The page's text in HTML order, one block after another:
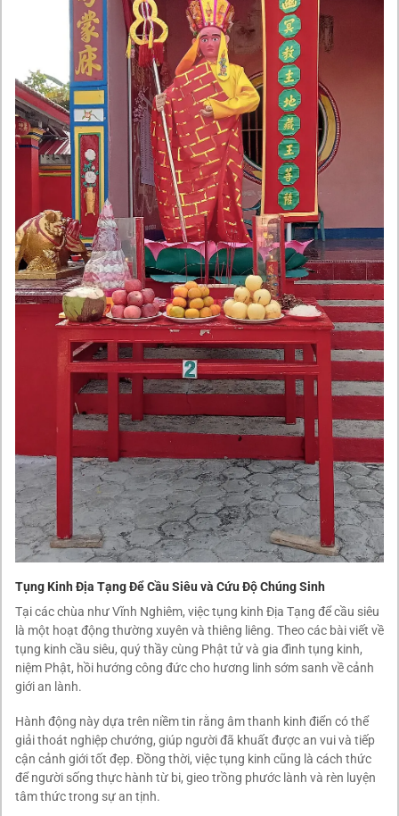
Tụng Kinh Địa Tạng Để Cầu Siêu và Cứu Độ Chúng Sinh
Tại các chùa như Vĩnh Nghiêm, việc tụng kinh Địa Tạng để cầu siêu
là một hoạt động thường xuyên và thiêng liêng. Theo các bài viết về
tụng kinh cầu siêu, quý thầy cùng Phật tử và gia đình tụng kinh,
niệm Phật, hồi hướng công đức cho hương linh sớm sanh về cảnh
giới an lành.
Hành động này dựa trên niềm tin rằng âm thanh kinh điển có thể
giải thoát nghiệp chướng, giúp người đã khuất được an vui và tiếp
cận cảnh giới tốt đẹp. Đồng thời, việc tụng kinh cũng là cách thức
để người sống thực hành từ bi, gieo trồng phước lành và rèn luyện
tâm thức trong sự an tịnh.